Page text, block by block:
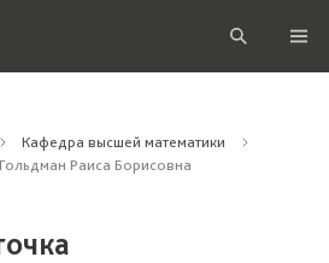
Кафедра высшей математики
Гольдман Раиса Борисовна